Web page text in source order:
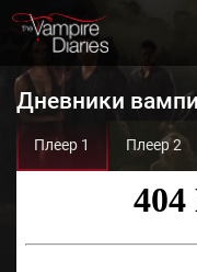
Дневники
Плеер 1 Плеер 2